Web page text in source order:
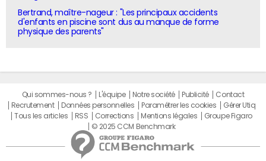
Bertrand, maître-nageur : "Les principaux accidents
d'enfants en piscine sont dus au manque de forme
physique des parents"
Qui sommes-nous ? L'équipe Notre société Publicité
Contact
Recrutement
Données personnelles Paramétrer les cookies
Gérer Utiq
Tous les articles
RSS Corrections Mentions légales
Groupe Figaro
© 2025 CCM Benchmark